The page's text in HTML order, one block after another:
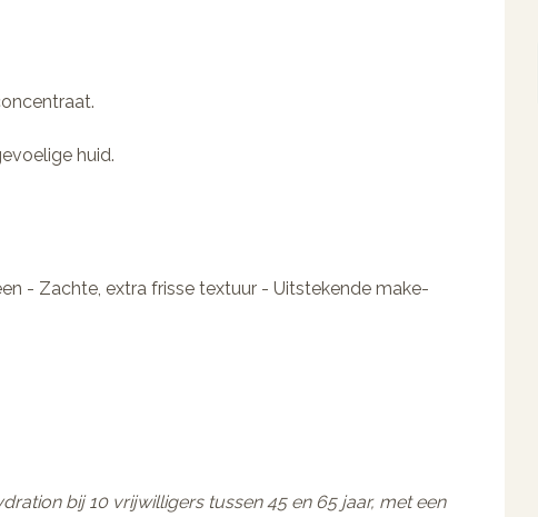
huid.
- Zachte, extra frisse textuur - Uitstekende make-
bij 10 vrijwilligers tussen 45 en 65 jaar, met een